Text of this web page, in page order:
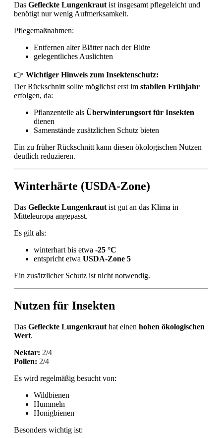
Das Gefleckte Lungenkrautist insgesamt pflegeleicht und
benötigt nur wenig Aufmerksamkeit.
Pflegemaßnahmen:
Entfernen alter Blätter nach der Blüte
gelegentliches Auslichten
👉 Wichtiger Hinweis zum Insektenschutz:
Der Rückschnitt sollte möglichst erst im stabilen Frühjahr
erfolgen, da:
Pflanzenteile als Überwinterungsort für Insekten
dienen
Samenstände zusätzlichen Schutz bieten
Ein zu früher Rückschnitt kann diesen ökologischen Nutzen
deutlich reduzieren.
Winterhärte (USDA-Zone)
Das Gefleckte Lungenkraut ist gut an das Klima in
Mitteleuropa angepasst.
Es gilt als:
winterhart bis etwa -25 °C
entspricht etwa USDA-Zone 5
Ein zusätzlicher Schutz ist nicht notwendig.
Nutzen für Insekten
Das Gefleckte Lungenkraut hat einen hohen ökologischen
Wert.
Nektar: 2/4
Pollen: 2/4
Es wird regelmäßig besucht von:
Wildbienen
Hummeln
Honigbienen
Besonders wichtig ist: